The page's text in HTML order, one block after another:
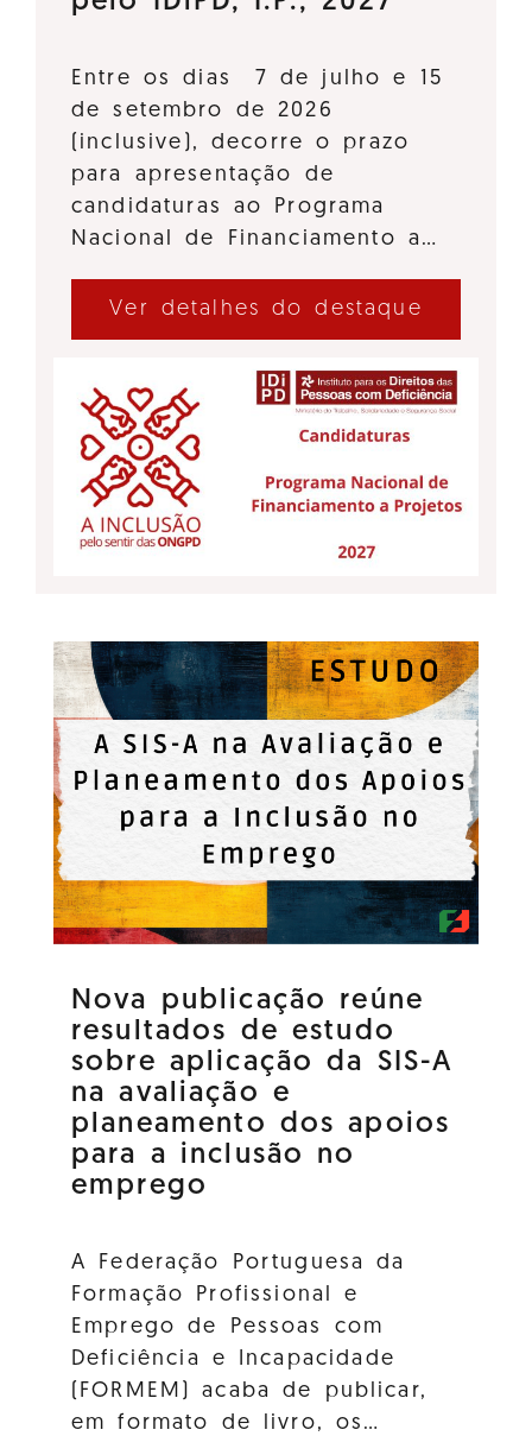
Entre os dias 7 de julho e 15
de setembro de 2026
(inclusive), decorre o prazo
para apresentação de
candidaturas ao Programa
Nacional de Financiamento a…
Ver detalhes do destaque
Nova publicação reúne
resultados de estudo
sobre aplicação da SIS-A
na avaliação e
planeamento dos apoios
para a inclusão no
emprego
A Federação Portuguesa da
Formação Profissional e
Emprego de Pessoas com
Deficiência e Incapacidade
(FORMEM) acaba de publicar,
em formato de livro, os…